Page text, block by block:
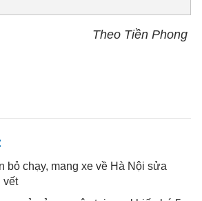
Theo Tiền Phong
bỏ chạy, mang xe về Hà Nội sửa
vết